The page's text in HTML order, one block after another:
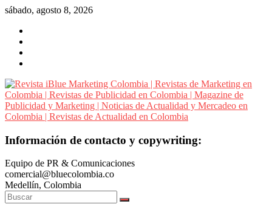
Saltar
contenido
sábado, agosto 8, 2026
Revista
Marketing
Colombia
|
Información de contacto y copywriting:
Equipo de PR & Comunicaciones
comercial@bluecolombia.co
Medellín, Colombia